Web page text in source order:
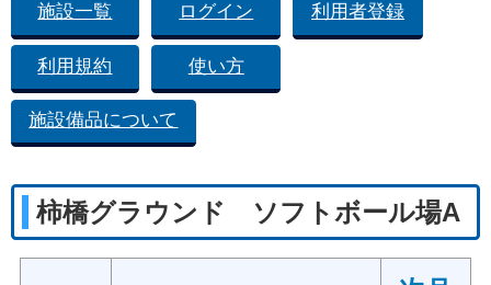
施設一覧 ログイン 利用者登録
利用規約 使い方
施設備品について
柿橋グラウンド ソフトボール場A